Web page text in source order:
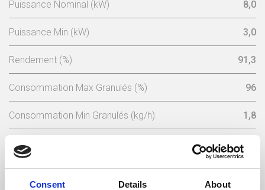
Consent Details About
Puissance Nominal (kW) 8,0
Puissance Min (kW) 3,0
Rendement (%) 91,3
Consommation Max Granulés (%) 96
Consommation Min Granulés (kg/h) 1,8
Consumo Mínimo Pellet (kg/h) 0,68
Capacité Du Réservoir A Granulés (Kg) 15